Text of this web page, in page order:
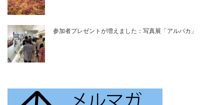
参加者プレゼントが増えました：写真展「アルパカ」